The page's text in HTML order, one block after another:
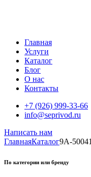
Главная
Услуги
Каталог
Блог
О нас
Контакты
+7 (926) 999-33-66
info@seprivod.ru
Написать нам
ГлавнаяКаталог9A-
По категории или бренду